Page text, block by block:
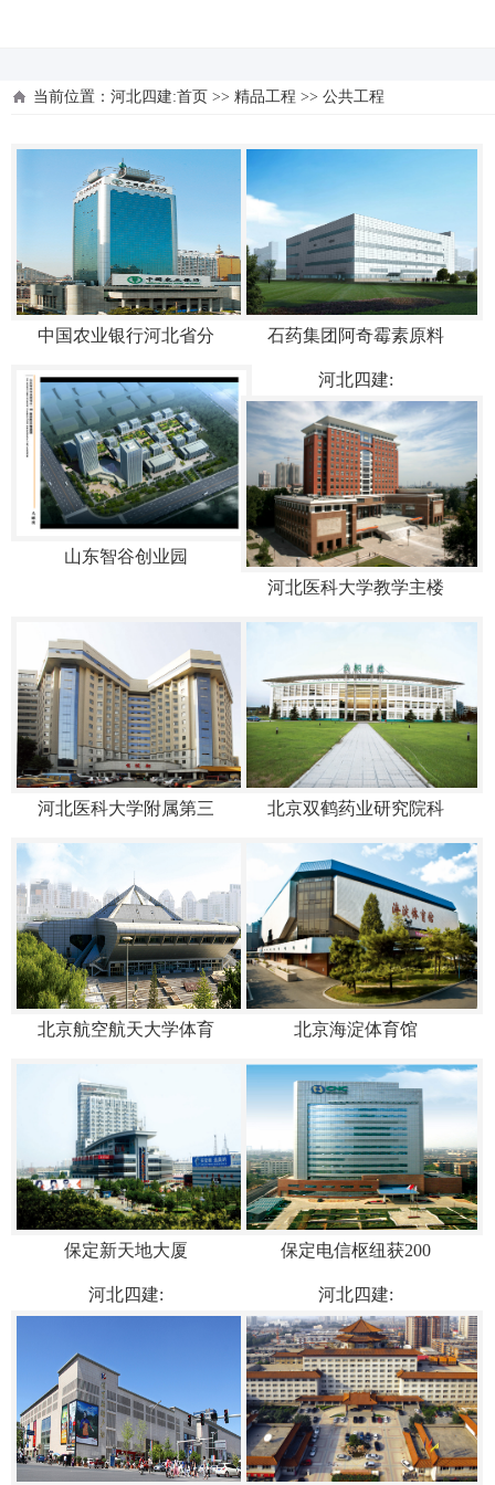
当前位置： 河北四建:首页 >> 精品工程 >> 公共工程
中国农业银行河北省分 石药集团阿奇霉素原料
山东智谷创业园
河北四建:
河北医科大学教学主楼
河北医科大学附属第三 北京双鹤药业研究院科
北京航空航天大学体育 北京海淀体育馆
保定新天地大厦 保定电信枢纽获200
河北四建: 河北四建: